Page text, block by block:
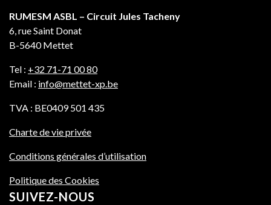
RUMESM ASBL – Circuit Jules Tacheny
6, rue Saint Donat
B-5640 Mettet
Tel : +32 71-71 00 80
Email : info@mettet-xp.be
TVA : BE0409 501 435
Charte de vie privée
Conditions générales d’utilisation
Politique des Cookies
SUIVEZ-NOUS